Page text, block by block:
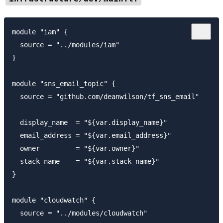
module "iam" {
  source = "../modules/iam"
}
module "sns_email_topic" {
  source = "github.com/deanwilson/tf_sns_email"
  display_name  = "${var.display_name}"
  email_address = "${var.email_address}"
  owner         = "${var.owner}"
  stack_name    = "${var.stack_name}"
}
module "cloudwatch" {
  source = "../modules/cloudwatch"